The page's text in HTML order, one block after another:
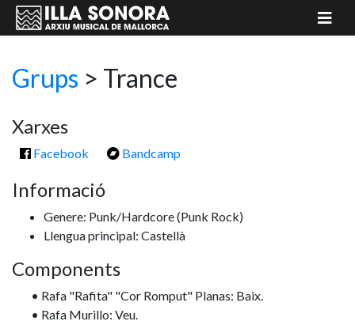
Grups > Trance
Xarxes
Facebook Bandcamp
Informació
Genere: Punk/Hardcore(Punk Rock)
Llengua principal: Castellà
Components
• Rafa "Rafita" "Cor Romput" Planas: Baix.
• Rafa Murillo: Veu.